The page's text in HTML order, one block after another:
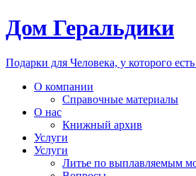
Дом Геральдики
Подарки для Человека, у которого есть
О компании
Справочные материалы
О нас
Книжный архив
Услуги
Услуги
Литье по выплавляемым